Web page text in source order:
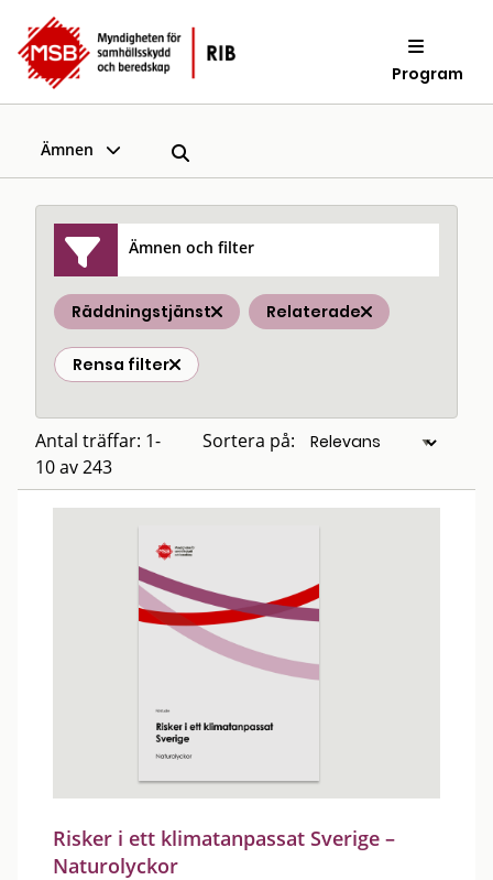
Program
Ämnen
Ämnen och filter
Räddningstjänst Relaterade
Rensa filter
Antal träffar: 1-
10 av 243
Sortera på:
Risker i ett klimatanpassat Sverige –
Naturolyckor